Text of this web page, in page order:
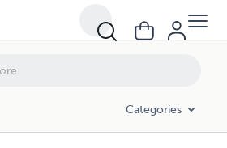
Categories
aux alligators : Hypocrisie,